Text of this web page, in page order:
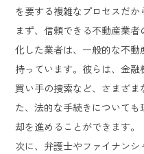
を要する複雑なプロセスだか
まず、信頼できる不動産業
化した業者は、一般的な不
持っています。彼らは、金融
買い手の捜索など、さまざ
た、法的な手続きについて
却を進めることができます。
次に、弁護士やファイナン